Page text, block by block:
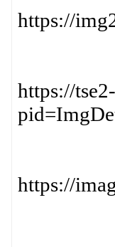
https://
https://
https://